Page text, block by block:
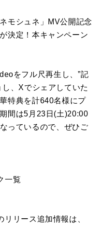
モシュネ」MV公開記念
決定！本キャンペーン
をフル尺再生し、”記
、Xでシェアしていた
特典を計640名様にプ
間は5月23日(土)20:00
っているので、ぜひご
一覧
リース追加情報は、